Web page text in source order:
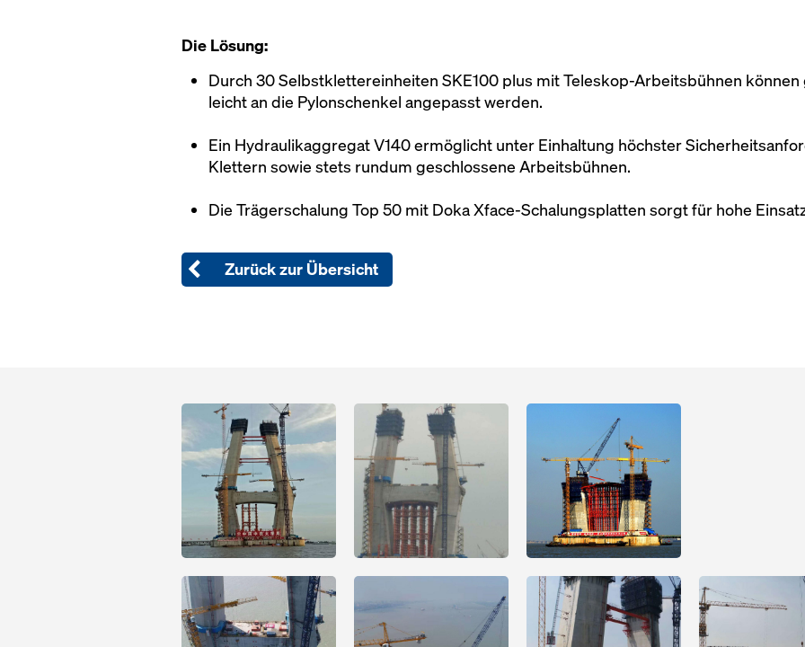
Die Lösung:
Durch 30 Selbstklettereinheiten SKE100 plus mit Teleskop-Arbeitsbühnen
leicht an die Pylonschenkel angepasst werden.
Ein Hydraulikaggregat V140 ermöglicht unter Einhaltung höchster
Klettern sowie stets rundum geschlossene Arbeitsbühnen.
Die Trägerschalung Top 50 mit Doka Xface-Schalungsplatten sorgt für hohe
Zurück zur Übersicht
Open Open Open
Open Open Open Open